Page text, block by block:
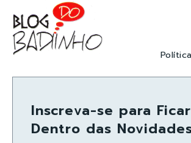
Inscreva-se para
Dentro das